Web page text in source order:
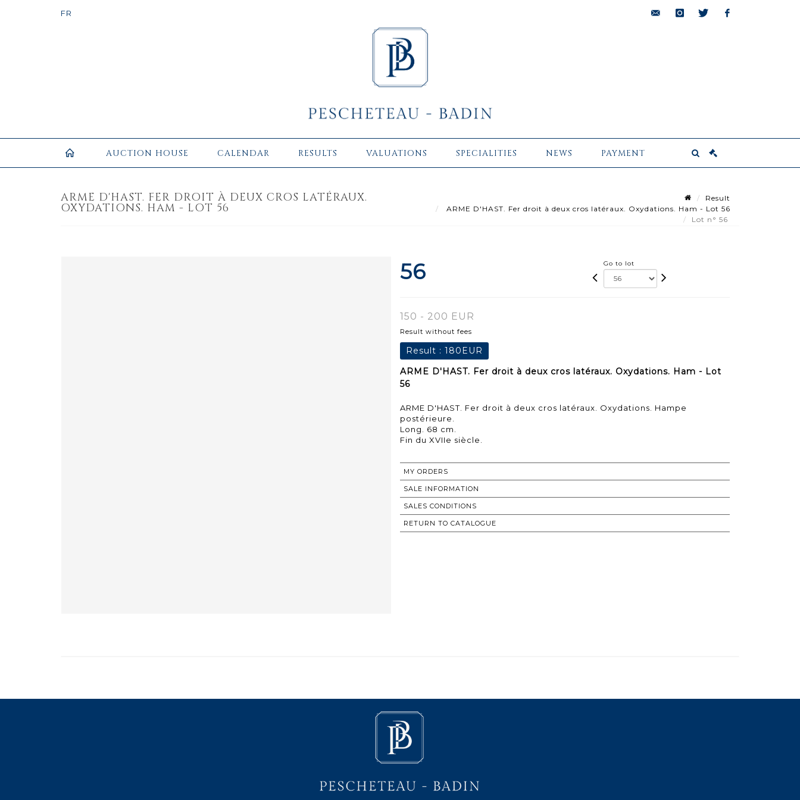
AUCTION HOUSE CALENDAR RESULTS VALUATIONS SPECIALITIES NEWS PAYMENT
ARME D'HAST. FER DROIT À DEUX CROS LATÉRAUX.
OXYDATIONS. HAM - LOT 56
Result
ARME D'HAST. Fer droit à deux cros latéraux. Oxydations. Ham - Lot 56
Lot n° 56
56 Go to lot
150 - 200 EUR
Result without fees
Result : 180EUR
ARME D'HAST. Fer droit à deux cros latéraux. Oxydations. Ham - Lot
56
ARME D'HAST. Fer droit à deux cros latéraux. Oxydations. Hampe
postérieure.
Long. 68 cm.
Fin du XVIIe siècle.
MY ORDERS
SALE INFORMATION
SALES CONDITIONS
RETURN TO CATALOGUE